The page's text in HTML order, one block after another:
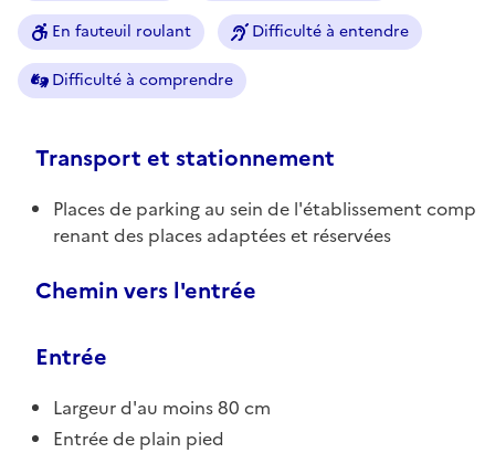
En fauteuil roulant Difficulté à entendre
Difficulté à comprendre
Transport et stationnement
Places de parking au sein de l'établissement comp
renant des places adaptées et réservées
Chemin vers l'entrée
Entrée
Largeur d'au moins 80 cm
Entrée de plain pied